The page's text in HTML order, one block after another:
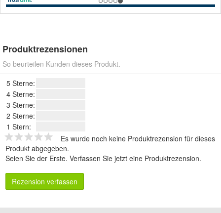
Produktrezensionen
So beurteilen Kunden dieses Produkt.
5 Sterne:
4 Sterne:
3 Sterne:
2 Sterne:
1 Stern:
Es wurde noch keine Produktrezension für dieses
Produkt abgegeben.
Seien Sie der Erste. Verfassen Sie jetzt eine Produktrezension.
Rezension verfassen